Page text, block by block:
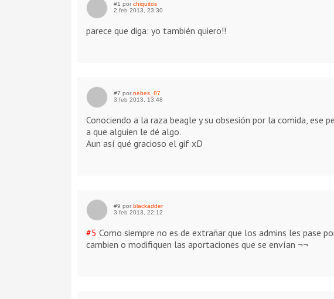
#1 por chiquitos
2 feb 2013, 23:30
parece que diga: yo también quiero!!
#7 por nebes_87
3 feb 2013, 13:48
Conociendo a la raza beagle y su obsesión por la comida, ese
a que alguien le dé algo.
Aun así qué gracioso el gif xD
#9 por blackadder
3 feb 2013, 22:12
#5 Como siempre no es de extrañar que los admins les pase
cambien o modifiquen las aportaciones que se envían ¬¬